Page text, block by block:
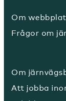
Om
Frågor om
Om
Att jobba